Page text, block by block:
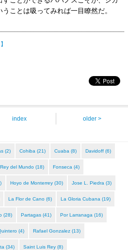
ことは吸ってみれば一目瞭然だ。
index older >
(2) Cohiba (21) Cuaba (8) Davidoff (6)
del Mundo (18) Fonseca (4)
Hoyo de Monterrey (30) Jose L. Piedra (3)
La Flor de Cano (6) La Gloria Cubana (19)
(28) Partagas (41) Por Larranaga (16)
(4) Rafael Gonzalez (13)
(34) Saint Luis Rey (8)